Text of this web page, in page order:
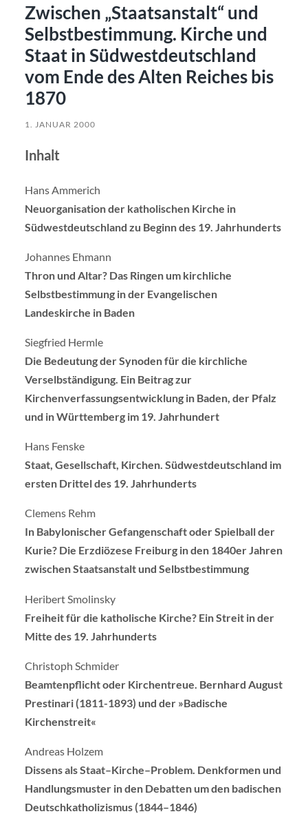
Zwischen „Staatsanstalt“ und
Selbstbestimmung. Kirche und
Staat in Südwestdeutschland
vom Ende des Alten Reiches bis
1870
1. JANUAR 2000
Inhalt
Hans Ammerich
Neuorganisation der katholischen Kirche in
Südwestdeutschland zu Beginn des 19. Jahrhunderts
Johannes Ehmann
Thron und Altar? Das Ringen um kirchliche
Selbstbestimmung in der Evangelischen
Landeskirche in Baden
Siegfried Hermle
Die Bedeutung der Synoden für die kirchliche
Verselbständigung. Ein Beitrag zur
Kirchenverfassungsentwicklung in Baden, der Pfalz
und in Württemberg im 19. Jahrhundert
Hans Fenske
Staat, Gesellschaft, Kirchen. Südwestdeutschland im
ersten Drittel des 19. Jahrhunderts
Clemens Rehm
In Babylonischer Gefangenschaft oder Spielball der
Kurie? Die Erzdiözese Freiburg in den 1840er Jahren
zwischen Staatsanstalt und Selbstbestimmung
Heribert Smolinsky
Freiheit für die katholische Kirche? Ein Streit in der
Mitte des 19. Jahrhunderts
Christoph Schmider
Beamtenpflicht oder Kirchentreue. Bernhard August
Prestinari (1811-1893) und der »Badische
Kirchenstreit«
Andreas Holzem
Dissens als Staat–Kirche–Problem. Denkformen und
Handlungsmuster in den Debatten um den badischen
Deutschkatholizismus (1844–1846)